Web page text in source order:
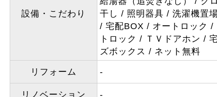
設備・こだわり
干し
照明器具
洗濯機置
宅配BOX
オートロック
トロック
ＴＶドアホン
ズボックス
ネット無料
リフォーム -
リノベーション -